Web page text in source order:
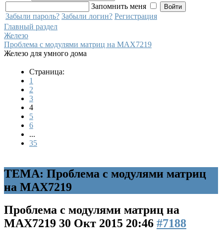
Запомнить меня
Забыли пароль? Забыли логин? Регистрация
Главный раздел
Железо
Проблема с модулями матриц на MAX7219
Железо для умного дома
Страница:
1
2
3
4
5
6
...
35
ТЕМА: Проблема с модулями матриц
на MAX7219
Проблема с модулями матриц на
MAX7219 30 Окт 2015 20:46 #7188